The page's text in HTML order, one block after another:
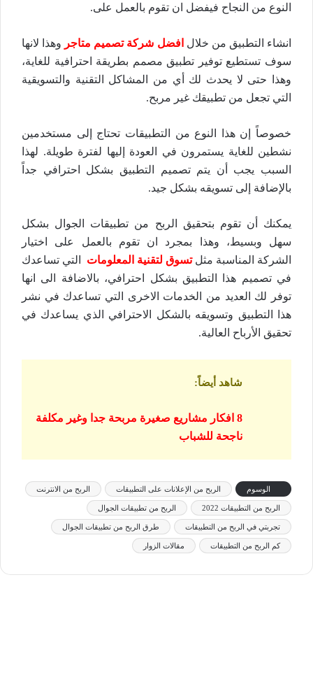
النوع من النجاح فيفضل ان تقوم بالعمل على.
انشاء التطبيق من خلال افضل شركة تصميم متاجر وهذا لانها
سوف تستطيع توفير تطبيق مصمم بطريقة احترافية للغاية،
وهذا حتى لا يحدث لك أي من المشاكل التقنية والتسويقية
التي تجعل من تطبيقك غير مربح.
خصوصاً إن هذا النوع من التطبيقات تحتاج إلى مستخدمين
نشطين للغاية يستمرون في العودة إليها لفترة طويلة. لهذا
السبب يجب أن يتم تصميم التطبيق بشكل احترافي جداً
بالإضافة إلى تسويقه بشكل جيد.
يمكنك أن تقوم بتحقيق الربح من تطبيقات الجوال بشكل
سهل وبسيط، وهذا بمجرد ان تقوم بالعمل على اختيار
الشركة المناسبة مثلتسوق لتقنية المعلومات التي تساعدك
في تصميم هذا التطبيق بشكل احترافي، بالاضافة الى انها
توفر لك العديد من الخدمات الاخرى التي تساعدك في نشر
هذا التطبيق وتسويقه بالشكل الاحترافي الذي يساعدك في
تحقيق الأرباح العالية.
شاهد أيضاً:
8 افكار مشاريع صغيرة مربحة جدا وغير مكلفة
ناجحة للشباب
الوسوم الربح من الإعلانات على التطبيقات الربح من الانترنت
الربح من التطبيقات 2022 الربح من تطبيقات الجوال
تجربتي في الربح من التطبيقات طرق الربح من تطبيقات الجوال
كم الربح من التطبيقات مقالات الزوار